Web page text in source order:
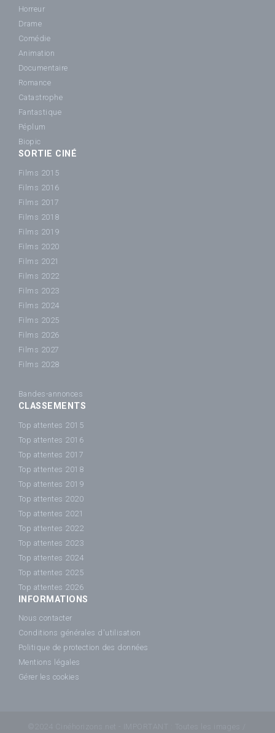
Horreur
Drame
Comédie
Animation
Documentaire
Romance
Catastrophe
Fantastique
Péplum
Biopic
SORTIE CINÉ
Films 2015
Films 2016
Films 2017
Films 2018
Films 2019
Films 2020
Films 2021
Films 2022
Films 2023
Films 2024
Films 2025
Films 2026
Films 2027
Films 2028
Bandes-annonces
CLASSEMENTS
Top attentes 2015
Top attentes 2016
Top attentes 2017
Top attentes 2018
Top attentes 2019
Top attentes 2020
Top attentes 2021
Top attentes 2022
Top attentes 2023
Top attentes 2024
Top attentes 2025
Top attentes 2026
INFORMATIONS
Nous contacter
Conditions générales d'utilisation
Politique de protection des données
Mentions légales
Gérer les cookies